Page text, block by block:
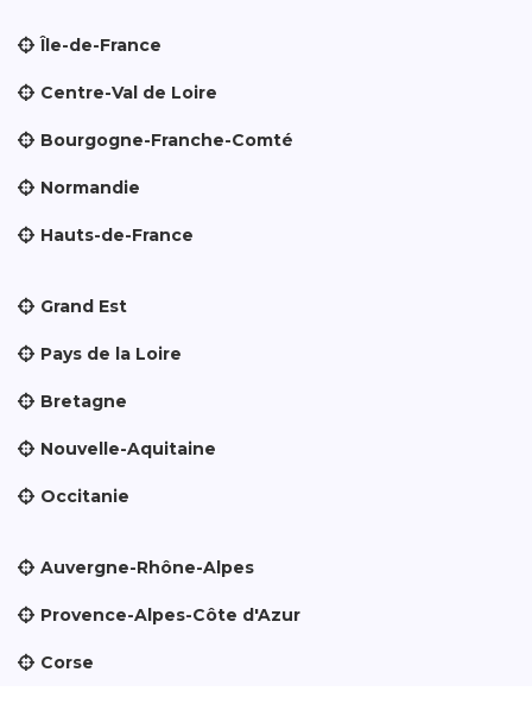
Île-de-France
Centre-Val de Loire
Bourgogne-Franche-Comté
Normandie
Hauts-de-France
Grand Est
Pays de la Loire
Bretagne
Nouvelle-Aquitaine
Occitanie
Auvergne-Rhône-Alpes
Provence-Alpes-Côte d'Azur
Corse